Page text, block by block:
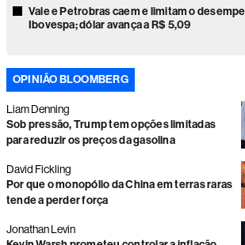
Vale e Petrobras caem e limitam o
Ibovespa; dólar avança a R$ 5,09
pressão sobre mercados
disputa presidencial acirrada
Novo ciclo à vista? Commodities podem
Bolsa sobe com impulso do Santander
marcada por falha técnica
Negociações na B3 atrasam após
generalizada por problemas técnicos
OPINIÃO BLOOMBERG
Liam Denning
Sob pressão, Trump tem opções limitadas
para reduzir os preços da gasolina
David Fickling
Por que o monopólio da China em terras raras
tende a perder força
Jonathan Levin